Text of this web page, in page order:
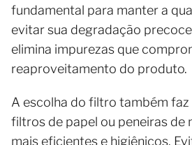
fundamental para manter a
evitar sua degradação
elimina impurezas que
reaproveitamento do produto.
A escolha do filtro também
filtros de papel ou peneiras de
mais eficientes e higiênicos.